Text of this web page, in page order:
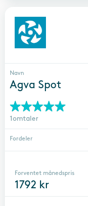
Navn
Agva Spot
1omtaler
Fordeler
Forventet månedspris
1792 kr